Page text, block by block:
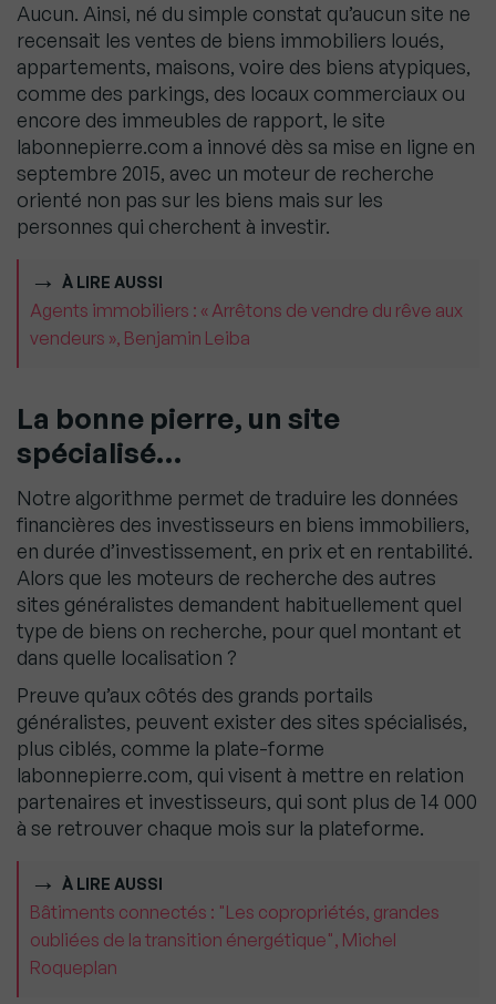
Aucun. Ainsi, né du simple constat qu’aucun site ne
recensait les ventes de biens immobiliers loués,
appartements, maisons, voire des biens atypiques,
comme des parkings, des locaux commerciaux ou
encore des immeubles de rapport, le site
labonnepierre.com a innové dès sa mise en ligne en
septembre 2015, avec un moteur de recherche
orienté non pas sur les biens mais sur les
personnes qui cherchent à investir.
À LIRE AUSSI
Agents immobiliers : « Arrêtons de vendre du rêve aux
vendeurs », Benjamin Leiba
La bonne pierre, un site
spécialisé…
Notre algorithme permet de traduire les données
financières des investisseurs en biens immobiliers,
en durée d’investissement, en prix et en rentabilité.
Alors que les moteurs de recherche des autres
sites généralistes demandent habituellement quel
type de biens on recherche, pour quel montant et
dans quelle localisation ?
Preuve qu’aux côtés des grands portails
généralistes, peuvent exister des sites spécialisés,
plus ciblés, comme la plate-forme
labonnepierre.com, qui visent à mettre en relation
partenaires et investisseurs, qui sont plus de 14 000
à se retrouver chaque mois sur la plateforme.
À LIRE AUSSI
Bâtiments connectés : "Les copropriétés, grandes
oubliées de la transition énergétique", Michel
Roqueplan